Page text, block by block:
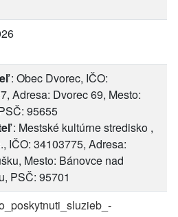
: Obec Dvorec, IČO:
Adresa: Dvorec 69, Mesto:
95655
: Mestské kultúrne stredisko ,
IČO: 34103775, Adresa:
Mesto: Bánovce nad
PSČ: 95701